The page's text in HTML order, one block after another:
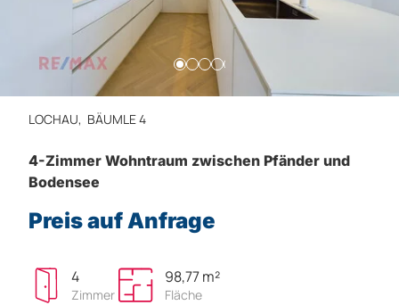
LOCHAU, BÄUMLE 4
4-Zimmer Wohntraum zwischen Pfänder und
Bodensee
Preis auf Anfrage
4
Zimmer
98,77 m²
Fläche